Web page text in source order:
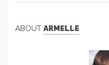
ABOUT ARMELLE